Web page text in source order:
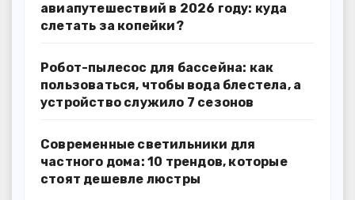
авиапутешествий в 2026 году: куда
слетать за копейки?
Робот-пылесос для бассейна: как
пользоваться, чтобы вода блестела, а
устройство служило 7 сезонов
Современные светильники для
частного дома: 10 трендов, которые
стоят дешевле люстры